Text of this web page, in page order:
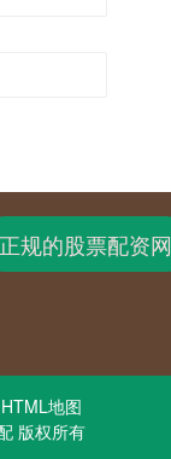
正规的股票配资网
HTML地图
版权所有